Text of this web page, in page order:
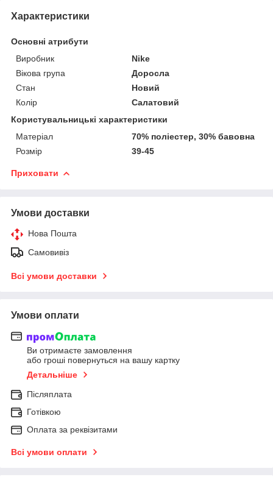
Характеристики
Основні атрибути
Виробник
Nike
Вікова група
Доросла
Стан
Новий
Колір
Салатовий
Користувальницькі характеристики
Матеріал
70% поліестер, 30% бавовна
Розмір
39-45
Приховати
Умови доставки
Нова Пошта
Самовивіз
Всі умови доставки
Умови оплати
Ви отримаєте замовлення
або гроші повернуться на вашу картку
Детальніше
Післяплата
Готівкою
Оплата за реквізитами
Всі умови оплати